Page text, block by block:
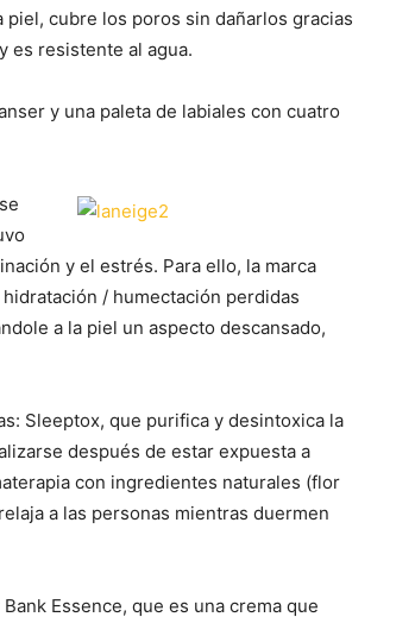
cubre los poros sin dañarlos gracias
es resistente al agua.
y una paleta de labiales con cuatro
y el estrés. Para ello, la marca
/ humectación perdidas
a la piel un aspecto descansado,
Sleeptox, que purifica y desintoxica la
después de estar expuesta a
con ingredientes naturales (flor
a las personas mientras duermen
Essence, que es una crema que